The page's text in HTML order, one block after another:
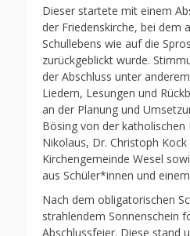
Dieser startete mit einem
der Friedenskirche, bei dem
Schullebens wie auf die
zurückgeblickt wurde.
der Abschluss unter
Liedern, Lesungen und
an der Planung und
Bösing von der katholischen
Nikolaus, Dr. Christoph
Kirchengemeinde Wesel
aus Schüler*innen und
Nach dem obligatorischen
strahlendem Sonnenschein
Abschlussfeier. Diese stand